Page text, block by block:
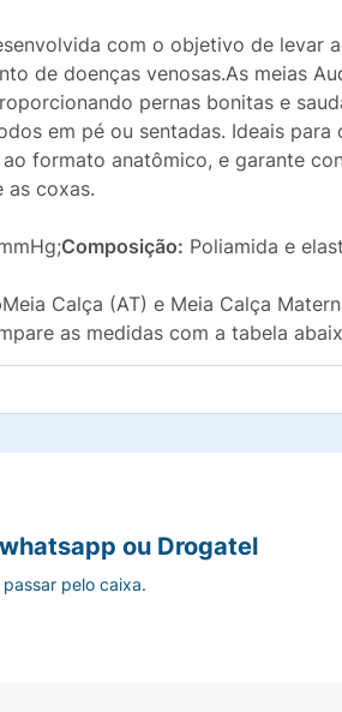
com o objetivo de levar
de doenças venosas.As meias
pernas bonitas e
em pé ou sentadas. Ideais
formato anatômico, e garante
as coxas.
Composição: Poliamida e
Meia Calça (AT) e Meia Calça
as medidas com a tabela
ou Drogatel
pelo caixa.